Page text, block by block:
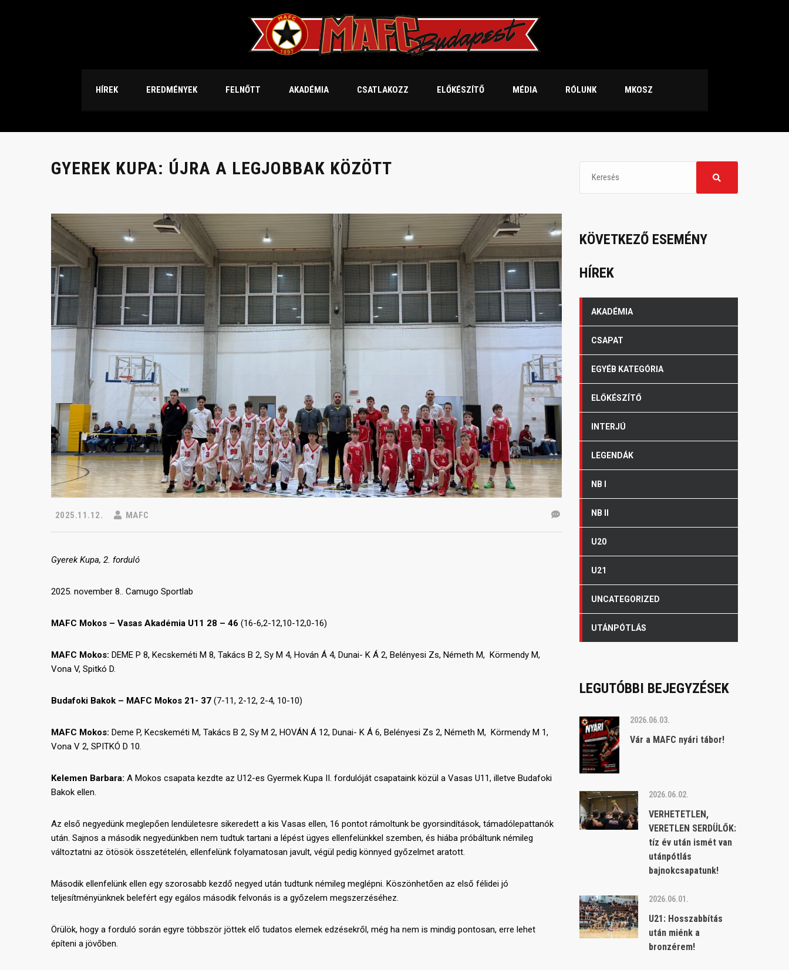
HÍREK EREDMÉNYEK FELNŐTT AKADÉMIA CSATLAKOZZ ELŐKÉSZÍTŐ MÉDIA RÓLUNK MKOSZ
GYEREK KUPA: ÚJRA A LEGJOBBAK KÖZÖTT
2025.11.12. MAFC
Gyerek Kupa, 2. forduló
2025. november 8.. Camugo Sportlab
MAFC Mokos – Vasas Akadémia U11 28 – 46 (16-6,2-12,10-12,0-16)
MAFC Mokos: DEME P 8, Kecskeméti M 8, Takács B 2, Sy M 4, Hován Á 4, Dunai- K Á 2, Belényesi Zs, Németh M, Körmendy M,
Vona V, Spitkó D.
Budafoki Bakok – MAFC Mokos 21- 37 (7-11, 2-12, 2-4, 10-10)
MAFC Mokos: Deme P, Kecskeméti M, Takács B 2, Sy M 2, HOVÁN Á 12, Dunai- K Á 6, Belényesi Zs 2, Németh M, Körmendy M 1,
Vona V 2, SPITKÓ D 10.
Kelemen Barbara: A Mokos csapata kezdte az U12-es Gyermek Kupa II. fordulóját csapataink közül a Vasas U11, illetve Budafoki
Bakok ellen.
Az első negyedünk meglepően lendületesre sikeredett a kis Vasas ellen, 16 pontot rámoltunk be gyorsindítások, támadólepattanók
után. Sajnos a második negyedünkben nem tudtuk tartani a lépést ügyes ellenfelünkkel szemben, és hiába próbáltunk némileg
változtatni az ötösök összetételén, ellenfelünk folyamatosan javult, végül pedig könnyed győzelmet aratott.
Második ellenfelünk ellen egy szorosabb kezdő negyed után tudtunk némileg meglépni. Köszönhetően az első félidei jó
teljesítményünknek belefért egy egálos második felvonás is a győzelem megszerzéséhez.
Örülök, hogy a forduló során egyre többször jöttek elő tudatos elemek edzésekről, még ha nem is mindig pontosan, erre lehet
építeni a jövőben.
KÖVETKEZŐ ESEMÉNY
HÍREK
AKADÉMIA
CSAPAT
EGYÉB KATEGÓRIA
ELŐKÉSZÍTŐ
INTERJÚ
LEGENDÁK
NB I
NB II
U20
U21
UNCATEGORIZED
UTÁNPÓTLÁS
LEGUTÓBBI BEJEGYZÉSEK
2026.06.03.
Vár a MAFC nyári tábor!
2026.06.02.
VERHETETLEN,
VERETLEN SERDÜLŐK:
tíz év után ismét van
utánpótlás
bajnokcsapatunk!
2026.06.01.
U21: Hosszabbítás
után miénk a
bronzérem!